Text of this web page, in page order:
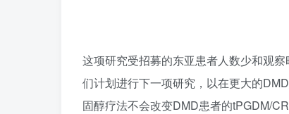
这项研究受招募的东亚患者人数少和观
们计划进行下一项研究，以在更大的
固醇疗法不会改变DMD患者的tPGDM/